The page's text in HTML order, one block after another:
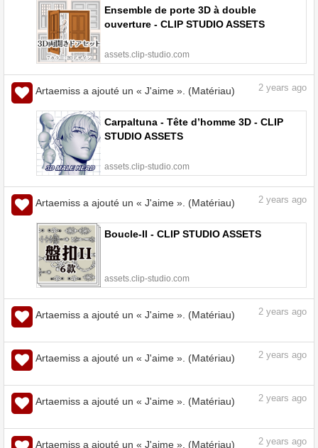
assets.clip-studio.com
Artaemiss a ajouté un « J'aime ». (Matériau)
Ensemble de porte 3D à double
ouverture - CLIP STUDIO ASSETS
assets.clip-studio.com
Artaemiss a ajouté un « J'aime ». (Matériau)
Carpaltuna - Tête d’homme 3D - CLIP
STUDIO ASSETS
assets.clip-studio.com
Artaemiss a ajouté un « J'aime ». (Matériau)
Boucle-II - CLIP STUDIO ASSETS
Artaemiss a ajouté un « J'aime ». (Matériau)
Artaemiss a ajouté un « J'aime ». (Matériau)